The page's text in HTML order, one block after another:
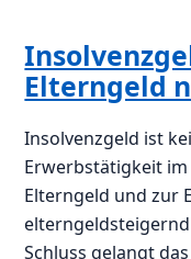
Elterngeld
Insolvenzgeld ist
Erwerbstätigkeit im
Elterngeld und zur
Schluss gelangt